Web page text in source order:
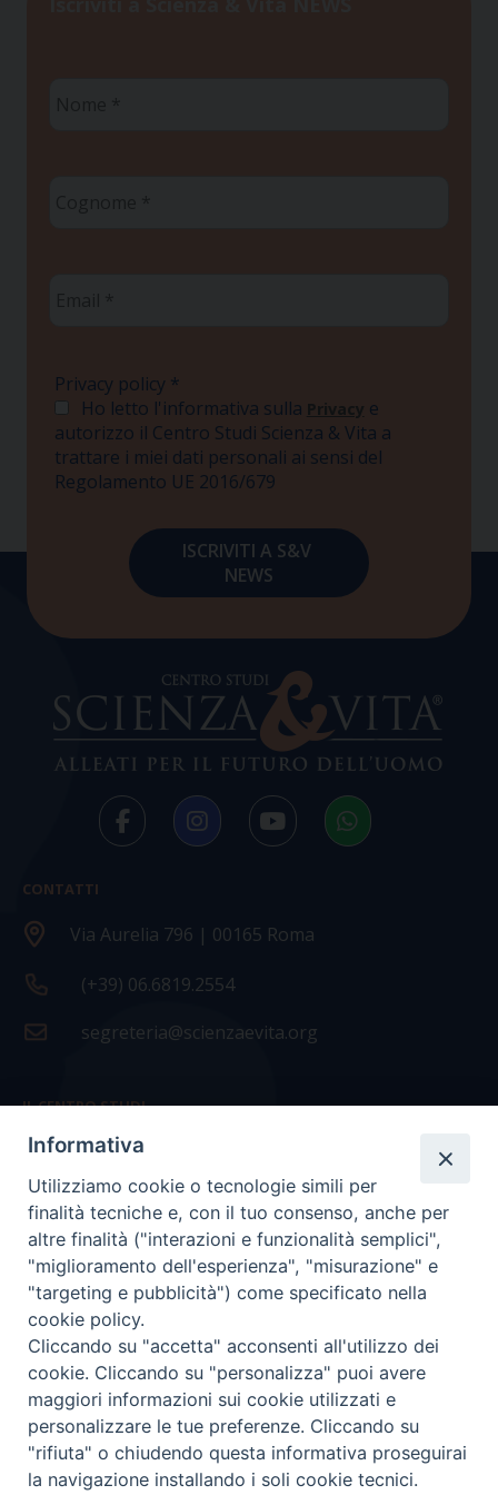
Privacy policy *
Ho letto l'informativa sulla Privacy e
autorizzo il Centro Studi Scienza & Vita a
trattare i miei dati personali ai sensi del
Regolamento UE 2016/679
CONTATTI
Via Aurelia 796 | 00165 Roma
(+39) 06.6819.2554
segreteria@scienzaevita.org
IL CENTRO STUDI
La nostra storia
Statuto
Presidenza e ufficio presidenza
Consiglio scientifico
Coordinamento nazionale
COPYRIGHT Scienza & Vita - C.F96600690588- Tutti i
diritti -Privacy- Credits
Informativa
Utilizziamo cookie o tecnologie simili per
finalità tecniche e, con il tuo consenso, anche per
altre finalità ("interazioni e funzionalità semplici",
"miglioramento dell'esperienza", "misurazione" e
"targeting e pubblicità") come specificato nella
cookie policy.
Cliccando su "accetta" acconsenti all'utilizzo dei
cookie. Cliccando su "personalizza" puoi avere
maggiori informazioni sui cookie utilizzati e
personalizzare le tue preferenze. Cliccando su
"rifiuta" o chiudendo questa informativa proseguirai
la navigazione installando i soli cookie tecnici.